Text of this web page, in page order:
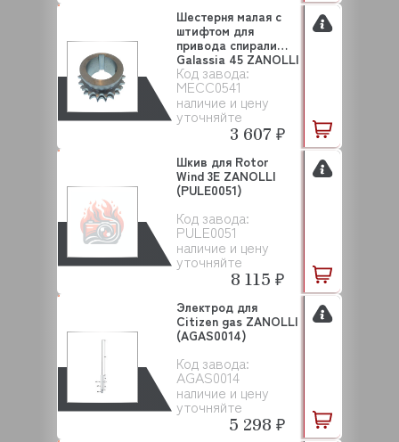
Код завода:
MECC0541
наличие и цену
уточняйте
Шестерня малая с
штифтом для
привода спирали
Galassia 45 ZANOLLI
...
3 607 ₽
Код завода:
PULE0051
наличие и цену
уточняйте
Шкив для Rotor
Wind 3E ZANOLLI
(PULE0051)
8 115 ₽
Код завода:
AGAS0014
наличие и цену
уточняйте
Электрод для
Citizen gas ZANOLLI
(AGAS0014)
5 298 ₽